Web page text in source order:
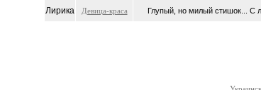
Лирика Девица-краса Глупый, но милый стишок... С